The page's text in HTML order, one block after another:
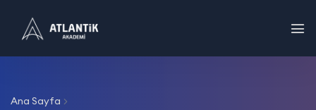
Ana Sayfa